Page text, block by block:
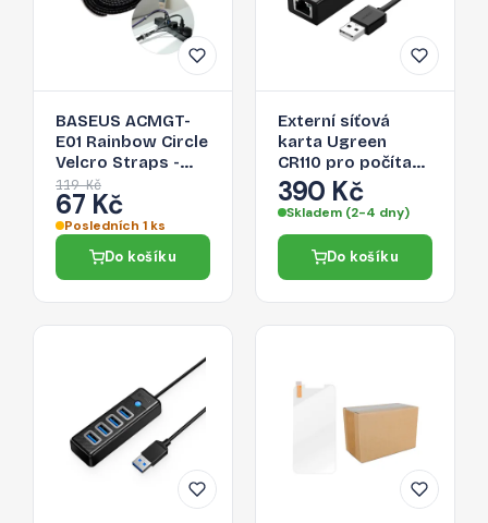
BASEUS ACMGT-
E01 Rainbow Circle
Velcro Straps -
páska na suchý zip
pro organizaci
kabelů, 1m, černá
119 Kč
67 Kč
Posledních 1 ks
Do košíku
Externí síťová
karta Ugreen
CR110 pro počítač
a chytrý telefon -
černá
390 Kč
Skladem (2-4 dny)
Do košíku